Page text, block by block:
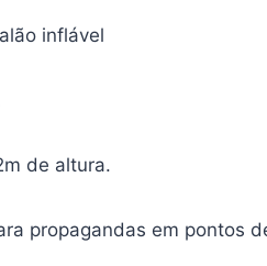
inflável
de altura.
propagandas em pontos